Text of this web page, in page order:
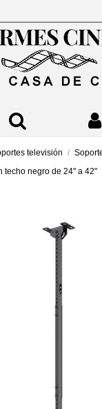
televisión
techo negro de 24" a 42"